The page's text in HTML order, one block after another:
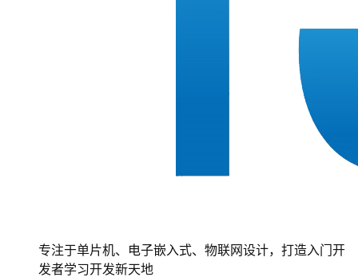
专注于单片机、电子嵌入式、物联网设计，打造入门开
发者学习开发新天地